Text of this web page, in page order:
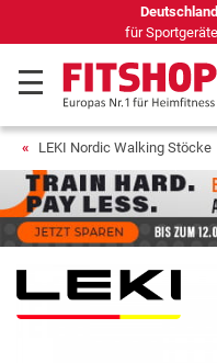
69 Fachmärkte vor
LEKI Nordic Walking Stöcke